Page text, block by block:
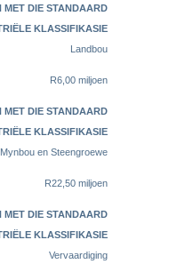
OMSET
Landbou
R6,00 miljoen
Mynbou en Steengroewe
R22,50 miljoen
Vervaardiging